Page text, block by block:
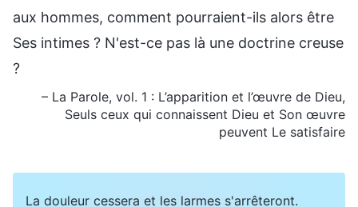
aux hommes, comment pourraient-ils alors être
Ses intimes ? N'est-ce pas là une doctrine creuse
?
– La Parole, vol. 1 : L’apparition et l’œuvre de Dieu,
Seuls ceux qui connaissent Dieu et Son œuvre
peuvent Le satisfaire
La douleur cessera et les larmes s'arrêteront.